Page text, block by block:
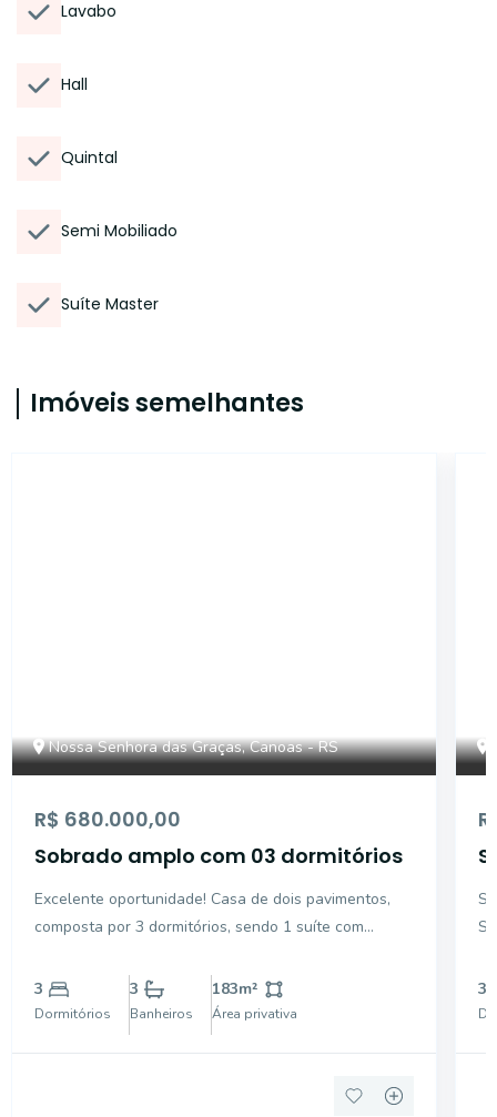
Lavabo
Hall
Quintal
Semi Mobiliado
Suíte Master
Imóveis semelhantes
Nossa Senhora das Graças, Canoas - RS
R$ 680.000,00
Sobrado amplo com 03 dormitórios
Excelente oportunidade! Casa de dois pavimentos,
composta por 3 dormitórios, sendo 1 suíte com
ar-condicionado e ventilador de teto. Ambientes
amplos, com sala de estar e jantar climatizadas e
3
Dormitórios
3
Banheiros
183m²
Área privativa
3